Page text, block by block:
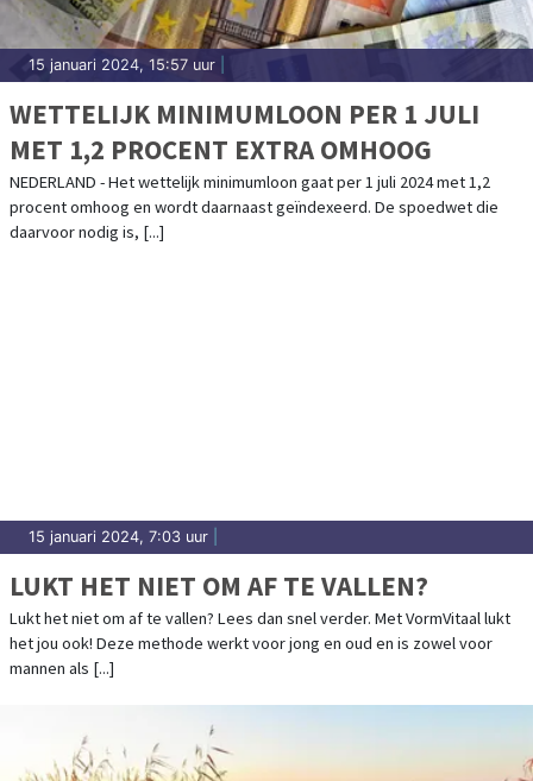
15 januari 2024, 15:57 uur
WETTELIJK MINIMUMLOON PER 1 JULI
MET 1,2 PROCENT EXTRA OMHOOG
NEDERLAND - Het wettelijk minimumloon gaat per 1 juli 2024 met 1,2
procent omhoog en wordt daarnaast geïndexeerd. De spoedwet die
daarvoor nodig is, [...]
15 januari 2024, 7:03 uur
LUKT HET NIET OM AF TE VALLEN?
Lukt het niet om af te vallen? Lees dan snel verder. Met VormVitaal lukt
het jou ook! Deze methode werkt voor jong en oud en is zowel voor
mannen als [...]